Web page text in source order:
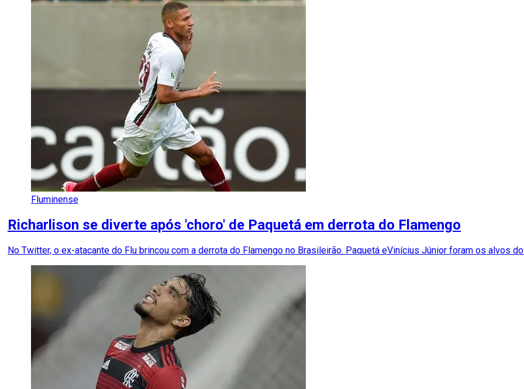
Fluminense
Richarlison se diverte após 'choro' de Paquetá em derrota do Flamengo
No Twitter, o ex-atacante do Flu brincou com a derrota do Flamengo no Brasileirão. Paquetá eVinícius Júnior foram os alvos